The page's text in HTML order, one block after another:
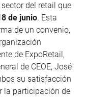
del retail que
de junio. Esta
de un convenio,
de ExpoRetail,
de CEOE, José
su satisfacción
la participación de